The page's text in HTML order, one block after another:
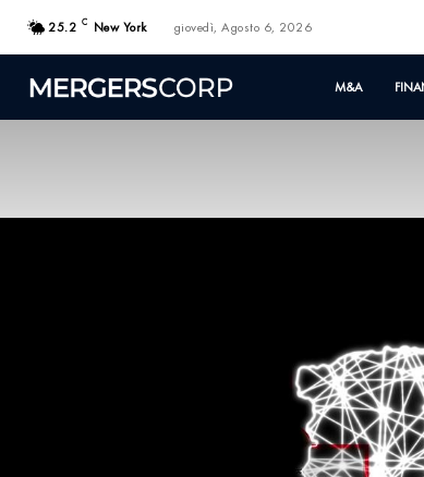
25.2 C New York giovedì, Agosto 6, 2026
M&A